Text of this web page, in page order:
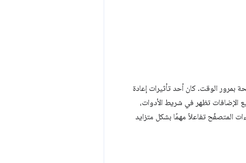
بمرور الوقت. كان أحد تأثيرات إعادة
تظهر في شريط الأدوات،
المتصفّح تفاعلاً مهمًا بشكل متزايد